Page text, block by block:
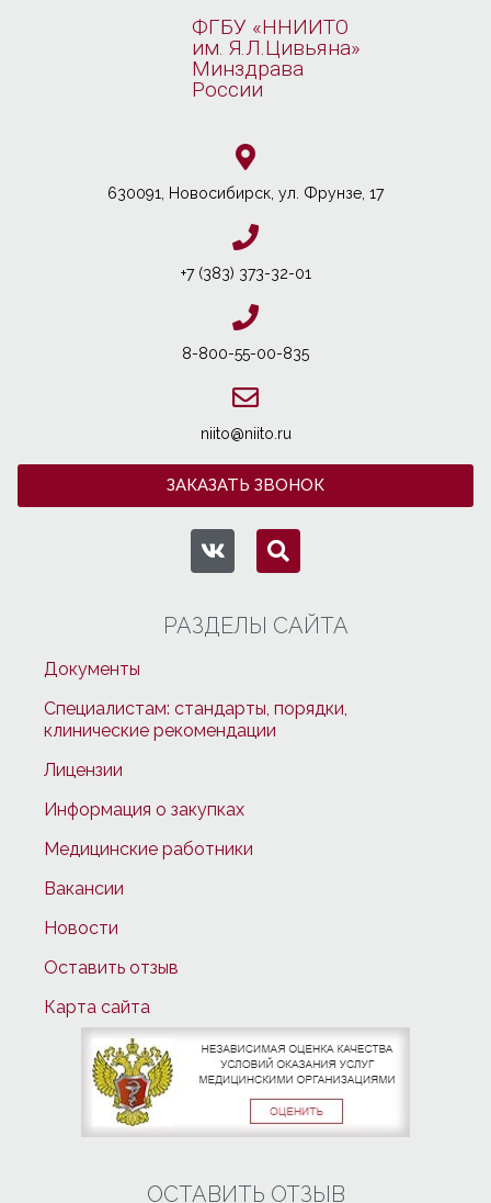
ФГБУ «ННИИТО
им. Я.Л.Цивьяна»
Минздрава
России
630091, Новосибирcк, ул. Фрунзе, 17
+7 (383) 373-32-01
8-800-55-00-835
niito@niito.ru
ЗАКАЗАТЬ ЗВОНОК
РАЗДЕЛЫ САЙТА
Документы
Специалистам: стандарты, порядки,
клинические рекомендации
Лицензии
Информация о закупках
Медицинские работники
Вакансии
Новости
Оставить отзыв
Карта сайта
ОСТАВИТЬ ОТЗЫВ